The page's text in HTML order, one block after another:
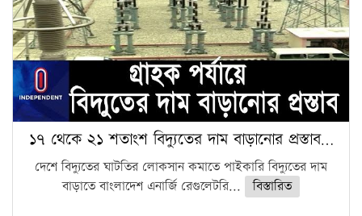
১৭ থেকে ২১ শতাংশ বিদ্যুতের দাম বাড়ানোর প্রস্তাব…
দেশে বিদ্যুতের ঘাটতির লোকসান কমাতে পাইকারি বিদ্যুতের দাম
বাড়াতে বাংলাদেশ এনার্জি রেগুলেটরি...
বিস্তারিত